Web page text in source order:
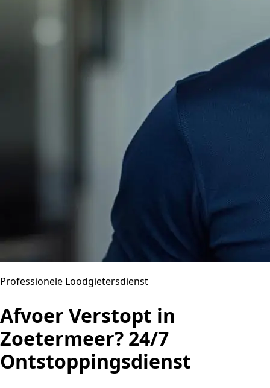
Professionele Loodgietersdienst
Afvoer Verstopt in
Zoetermeer? 24/7
Ontstoppingsdienst